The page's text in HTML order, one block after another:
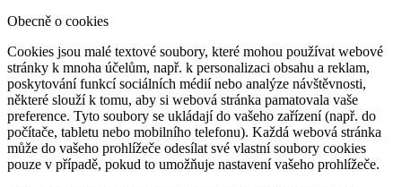
Obecně o cookies
Cookies jsou malé textové soubory, které mohou používat webové
stránky k mnoha účelům, např. k personalizaci obsahu a reklam,
poskytování funkcí sociálních médií nebo analýze návštěvnosti,
některé slouží k tomu, aby si webová stránka pamatovala vaše
preference. Tyto soubory se ukládají do vašeho zařízení (např. do
počítače, tabletu nebo mobilního telefonu). Každá webová stránka
může do vašeho prohlížeče odesílat své vlastní soubory cookies
pouze v případě, pokud to umožňuje nastavení vašeho prohlížeče.